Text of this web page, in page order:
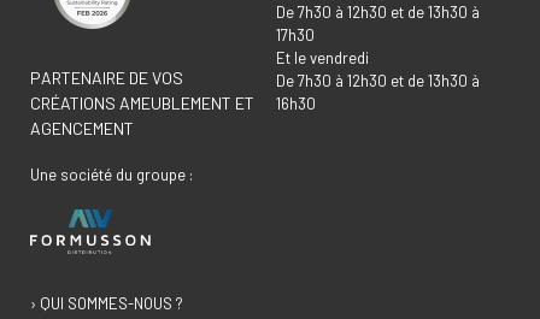
PARTENAIRE DE VOS
CRÉATIONS AMEUBLEMENT ET
AGENCEMENT
Une société du groupe :
De 7h30 à 12h30 et de 13h30 à
17h30
Et le vendredi
De 7h30 à 12h30 et de 13h30 à
16h30
› QUI SOMMES-NOUS ?